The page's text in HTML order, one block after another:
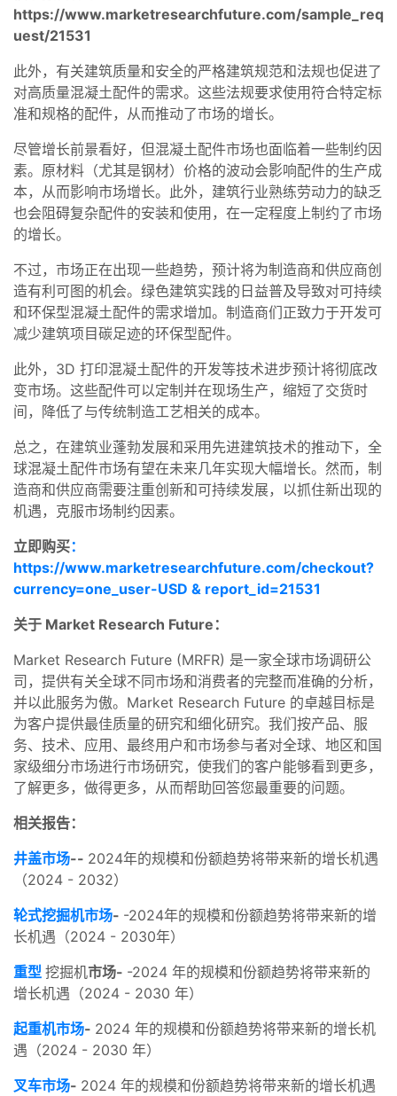
https://www.marketresearchfuture.com/sample_req
uest/21531
此外，有关建筑质量和安全的严格建筑规范和法规也促进了
对高质量混凝土配件的需求。这些法规要求使用符合特定标
准和规格的配件，从而推动了市场的增长。
尽管增长前景看好，但混凝土配件市场也面临着一些制约因
素。原材料（尤其是钢材）价格的波动会影响配件的生产成
本，从而影响市场增长。此外，建筑行业熟练劳动力的缺乏
也会阻碍复杂配件的安装和使用，在一定程度上制约了市场
的增长。
不过，市场正在出现一些趋势，预计将为制造商和供应商创
造有利可图的机会。绿色建筑实践的日益普及导致对可持续
和环保型混凝土配件的需求增加。制造商们正致力于开发可
减少建筑项目碳足迹的环保型配件。
此外，3D 打印混凝土配件的开发等技术进步预计将彻底改
变市场。这些配件可以定制并在现场生产，缩短了交货时
间，降低了与传统制造工艺相关的成本。
总之，在建筑业蓬勃发展和采用先进建筑技术的推动下，全
球混凝土配件市场有望在未来几年实现大幅增长。然而，制
造商和供应商需要注重创新和可持续发展，以抓住新出现的
机遇，克服市场制约因素。
立即购买：
https://www.marketresearchfuture.com/checkout?
currency=one_user-USD & report_id=21531
关于 Market Research Future：
Market Research Future (MRFR) 是一家全球市场调研公
司，提供有关全球不同市场和消费者的完整而准确的分析，
并以此服务为傲。Market Research Future 的卓越目标是
为客户提供最佳质量的研究和细化研究。我们按产品、服
务、技术、应用、最终用户和市场参与者对全球、地区和国
家级细分市场进行市场研究，使我们的客户能够看到更多，
了解更多，做得更多，从而帮助回答您最重要的问题。
相关报告：
井盖市场-- 2024年的规模和份额趋势将带来新的增长机遇
（2024 - 2032）
轮式挖掘机市场- -2024年的规模和份额趋势将带来新的增
长机遇（2024 - 2030年）
重型 挖掘机市场- -2024 年的规模和份额趋势将带来新的
增长机遇（2024 - 2030 年）
起重机市场- 2024 年的规模和份额趋势将带来新的增长机
遇（2024 - 2030 年）
叉车市场- 2024 年的规模和份额趋势将带来新的增长机遇